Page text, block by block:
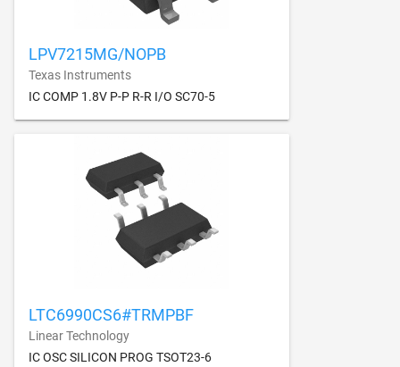
LPV7215MG/NOPB
Texas Instruments
IC COMP 1.8V P-P R-R I/O SC70-5
LTC6990CS6#TRMPBF
Linear Technology
IC OSC SILICON PROG TSOT23-6